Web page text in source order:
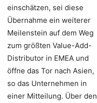
einschätzen, sei diese
Übernahme ein weiterer
Meilenstein auf dem Weg
zum größten Value-Add-
Distributor in EMEA und
öffne das Tor nach Asien,
so das Unternehmen in
einer Mitteilung. Über den